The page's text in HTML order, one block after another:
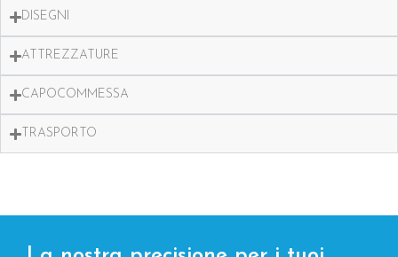
DISEGNI
ATTREZZATURE
CAPOCOMMESSA
TRASPORTO